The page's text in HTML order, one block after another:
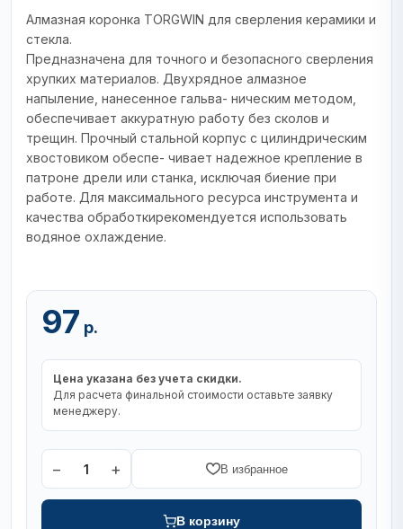
Алмазная коронка TORGWIN для сверления керамики и
стекла.
Предназначена для точного и безопасного сверления
хрупких материалов. Двухрядное алмазное
напыление, нанесенное гальва- ническим методом,
обеспечивает аккуратную работу без сколов и
трещин. Прочный стальной корпус с цилиндрическим
хвостовиком обеспе- чивает надежное крепление в
патроне дрели или станка, исключая биение при
работе. Для максимального ресурса инструмента и
качества обработкирекомендуется использовать
водяное охлаждение.
97 р.
Цена указана без учета скидки.
Для расчета финальной стоимости оставьте заявку
менеджеру.
− 1 + В избранное
В корзину